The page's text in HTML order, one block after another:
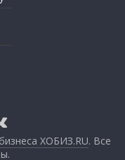
ХОБИЗ.RU. Все